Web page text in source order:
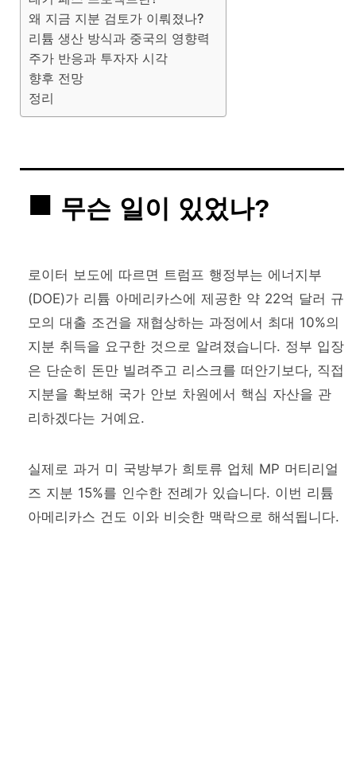
왜 지금 지분 검토가 이뤄졌나?
리튬 생산 방식과 중국의 영향력
주가 반응과 투자자 시각
향후 전망
정리
무슨 일이 있었나?
로이터 보도에 따르면 트럼프 행정부는 에너지부
(DOE)가 리튬 아메리카스에 제공한 약 22억 달러 규
모의 대출 조건을 재협상하는 과정에서 최대 10%의
지분 취득을 요구한 것으로 알려졌습니다. 정부 입장
은 단순히 돈만 빌려주고 리스크를 떠안기보다, 직접
지분을 확보해 국가 안보 차원에서 핵심 자산을 관
리하겠다는 거예요.
실제로 과거 미 국방부가 희토류 업체 MP 머티리얼
즈 지분 15%를 인수한 전례가 있습니다. 이번 리튬
아메리카스 건도 이와 비슷한 맥락으로 해석됩니다.